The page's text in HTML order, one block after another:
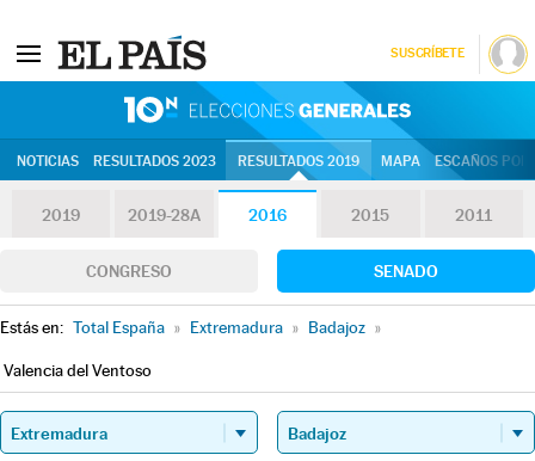
SUSCRÍBETE
NOTICIAS RESULTADOS 2023 RESULTADOS 2019 MAPA ESCAÑOS
2019 2019-28A 2016 2015 2011
CONGRESO SENADO
Estás en: Total España » Extremadura » Badajoz »
Valencia del Ventoso